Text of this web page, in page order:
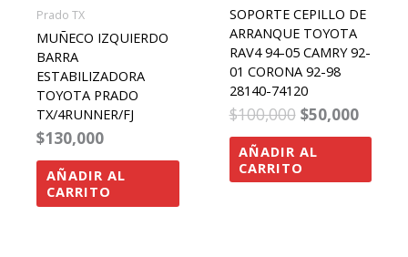
Prado TX
MUÑECO IZQUIERDO
BARRA
ESTABILIZADORA
TOYOTA PRADO
TX/4RUNNER/FJ
$130,000
AÑADIR AL
CARRITO
SOPORTE CEPILLO DE
ARRANQUE TOYOTA
RAV4 94-05 CAMRY 92-
01 CORONA 92-98
28140-74120
$100,000 $50,000
AÑADIR AL
CARRITO